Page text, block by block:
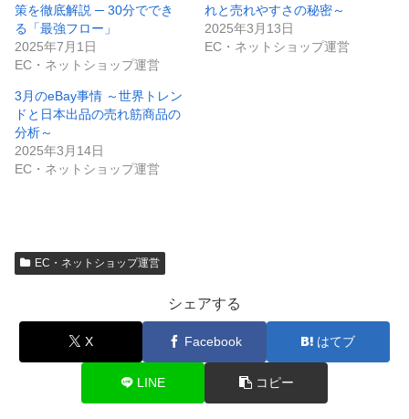
策を徹底解説 ─ 30分ででき
る「最強フロー」
2025年7月1日
EC・ネットショップ運営
れと売れやすさの秘密～
2025年3月13日
EC・ネットショップ運営
3月のeBay事情 ～世界トレン
ドと日本出品の売れ筋商品の
分析～
2025年3月14日
EC・ネットショップ運営
EC・ネットショップ運営
シェアする
X Facebook はてブ
LINE コピー